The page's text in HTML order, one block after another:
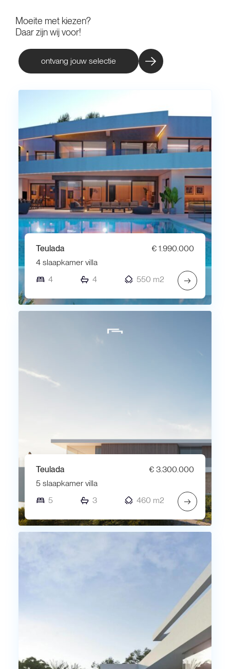
Moeite met kiezen?
Daar zijn wij voor!
ontvang jouw selectie
Teulada
€ 1.990.000
4 slaapkamer villa
4
4 550 m2 →
Teulada
€ 3.300.000
5 slaapkamer villa
5
3 460 m2 →